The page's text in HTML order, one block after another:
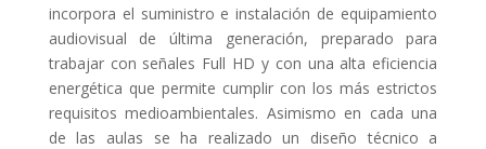
incorpora el suministro e instalación de equipamiento
audiovisual de última generación, preparado para
trabajar con señales Full HD y con una alta eficiencia
energética que permite cumplir con los más estrictos
requisitos medioambientales. Asimismo en cada una
de las aulas se ha realizado un diseño técnico a